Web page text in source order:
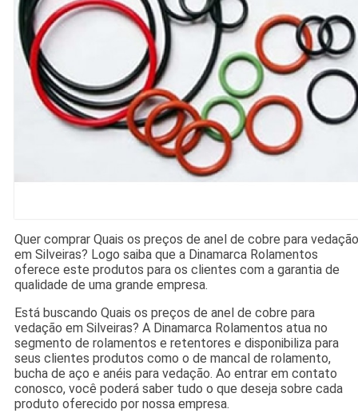
Quer comprar Quais os preços de anel de cobre para vedação
em Silveiras? Logo saiba que a Dinamarca Rolamentos
oferece este produtos para os clientes com a garantia de
qualidade de uma grande empresa.
Está buscando Quais os preços de anel de cobre para
vedação em Silveiras? A Dinamarca Rolamentos atua no
segmento de rolamentos e retentores e disponibiliza para
seus clientes produtos como o de mancal de rolamento,
bucha de aço e anéis para vedação. Ao entrar em contato
conosco, você poderá saber tudo o que deseja sobre cada
produto oferecido por nossa empresa.